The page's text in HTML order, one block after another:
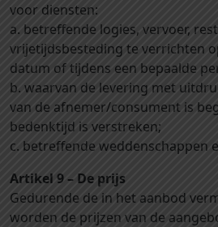
voor diensten:
a. betreffende logies, vervoer,
vrijetijdsbesteding te verrichten
datum of tijdens een bepaalde
b. waarvan de levering met
van de afnemer/consument is
bedenktijd is verstreken;
c. betreffende weddenschappen
Artikel 9 – De prijs
Gedurende de in het aanbod
worden de prijzen van de